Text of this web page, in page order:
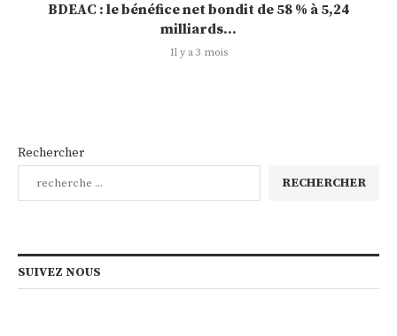
BDEAC : le bénéfice net bondit de 58 % à 5,24
milliards...
Il y a 3 mois
Rechercher
RECHERCHER
SUIVEZ NOUS